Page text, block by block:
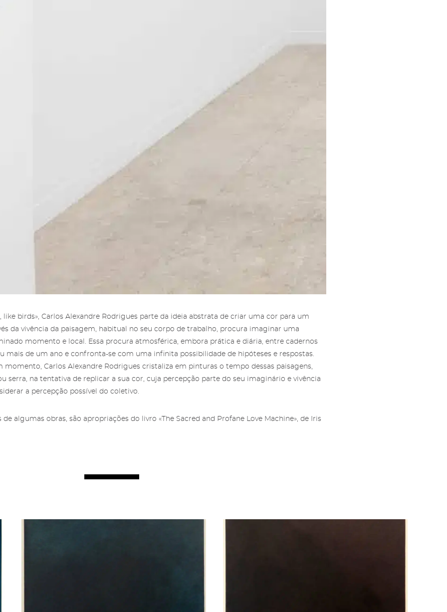
birds», Carlos Alexandre Rodrigues parte da ideia abstrata de criar uma cor para um
da vivência da paisagem, habitual no seu corpo de trabalho, procura imaginar uma
momento e local. Essa procura atmosférica, embora prática e diária, entre cadernos
mais de um ano e confronta-se com uma infinita possibilidade de hipóteses e respostas.
momento, Carlos Alexandre Rodrigues cristaliza em pinturas o tempo dessas paisagens,
serra, na tentativa de replicar a sua cor, cuja percepção parte do seu imaginário e vivência
a percepção possível do coletivo.
algumas obras, são apropriações do livro «The Sacred and Profane Love Machine», de Iris
Recuperar a password
notícias.
concordo com os
termos e
privacidade do site.